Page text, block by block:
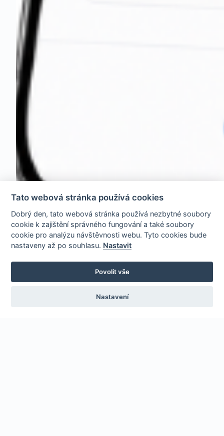
Tato webová stránka používá cookies
Dobrý den, tato webová stránka používá nezbytné soubory
cookie k zajištění správného fungování a také soubory
cookie pro analýzu návštěvnosti webu. Tyto cookies bude
nastaveny až po souhlasu. Nastavit
Povolit vše
Nastavení